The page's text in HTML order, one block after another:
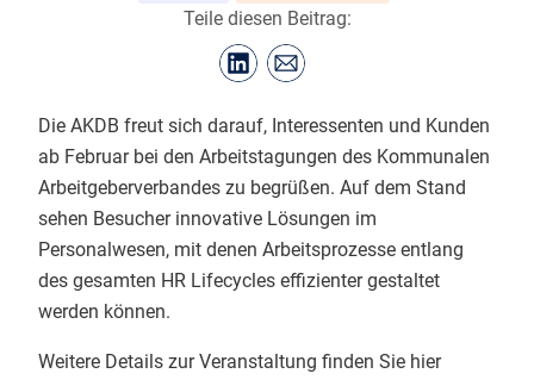
Teile diesen Beitrag:
Die AKDB freut sich darauf, Interessenten und Kunden
ab Februar bei den Arbeitstagungen des Kommunalen
Arbeitgeberverbandes zu begrüßen. Auf dem Stand
sehen Besucher innovative Lösungen im
Personalwesen, mit denen Arbeitsprozesse entlang
des gesamten HR Lifecycles effizienter gestaltet
werden können.
Weitere Details zur Veranstaltung finden Sie hier